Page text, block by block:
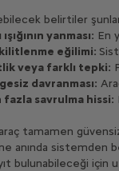
belirtiler
yanması: En
eğilimi:
veya farklı tepki:
davranması:
savrulma hissi:
tamamen
anında sistemden
bulunabileceği